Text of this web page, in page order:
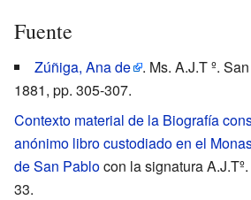
Fuente
Zúñiga, Ana de
. Ms. A.J.T º.
1881, pp. 305-307.
Contexto material de la Biografía
anónimo libro custodiado en el
de San Pablocon la signatura
33.